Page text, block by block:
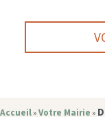
Accueil » Votre Mairie »